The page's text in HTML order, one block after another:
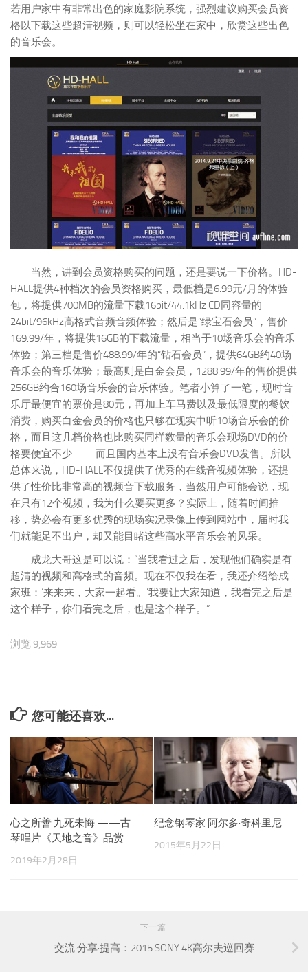
若用户家中有非常出色的家庭影院系统，强烈建议购买会员资
格以下载这些超清视频，则可以轻松坐在家中，欣赏这些出色
的音乐会。
当然，讲到会员资格购买的问题，还是要说一下价格。HD-
HALL提供4种档次的会员资格购买，最低档是6.99元/月的体验
包，将提供700MB的流量下载16bit/44.1kHz CD同容量的
24bit/96kHz高格式音频音频体验；然后是“绿宝石会员”，售价
169.99/年，将提供16GB的下载流量，相当于10场音乐会的音乐
体验；第三档是售价488.99/年的“钻石会员”，提供64GB约40场
音乐会的音乐体验；最高则是白金会员，1288.99/年的售价提供
256GB约合160场音乐会的音乐体验。笔者小算了一笔，现时音
乐厅最便宜的票价是80元，再加上车马费以及最低限度的餐饮
消费，购买白金会员的价格也只够在现实中听10场音乐会的价
格，而且这几档价格也比购买同样数量的音乐会现场DVD的价
格要便宜不少——而且国内基本上没有音乐会DVD发售。所以
总体来说，HD-HALL不仅提供了优秀的在线音视频体验，还提
供了性价比非常高的视频音下载服务，当然用户可能会说，现
在只有12个视频，我为什么要买更多？实际上，随着时间推
移，势必会有更多优秀的现场实况录像上传到网站中，届时我
们就能足不出户，却又能目睹这些高水平音乐会的风采。
成龙大哥这是可以说：“当我看过之后，发现他们确实是有
超清的视频和高格式的音频。现在不仅我在看，我还介绍给成
家班：‘来来来，大家一起看。’我要让大家知道，我看完之后是
这个样子，你们看完之后，也是这个样子。”
浏览 9,969
您可能还喜欢...
心之所善 九死未悔 ——古
琴唱片《天地之音》品赏
2019年2月28日
纪念钢琴家 阿尔多·奇科里尼
2015年5月22日
下一篇
交流·分享·提高：2015 SONY 4K高尔夫巡回赛